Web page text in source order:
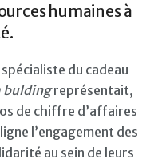
humaines à
spécialiste du cadeau
buldingreprésentait,
de chiffre d’affaires
l’engagement des
au sein de leurs